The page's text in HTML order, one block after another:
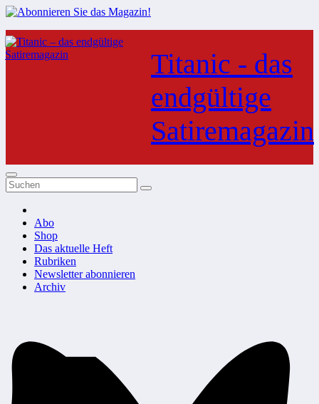
Zum
Inhalt
springen
Titanic - das
endgültige
Satiremagazin
Abo
Shop
Das aktuelle Heft
Rubriken
Newsletter abonnieren
Archiv